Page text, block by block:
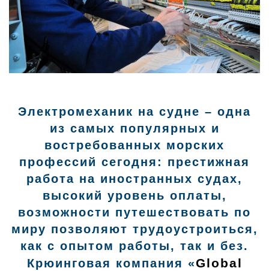
Электромеханик на судне – одна
из самых популярных и
востребованных морских
профессий сегодня: престижная
работа на иностранных судах,
высокий уровень оплаты,
возможности путешествовать по
миру позволяют трудоустроиться,
как с опытом работы, так и без.
Крюинговая компания «Global